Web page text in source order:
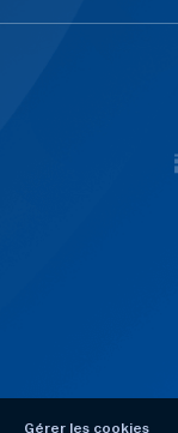
Gérer les cookies